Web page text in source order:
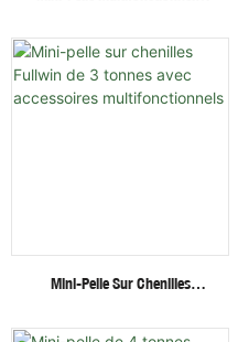
Directe D'usine - Pelle
Mécanique À Prix Avantageux
Mini-Pelle Sur Chenilles
Accessoires Multifonctionnels